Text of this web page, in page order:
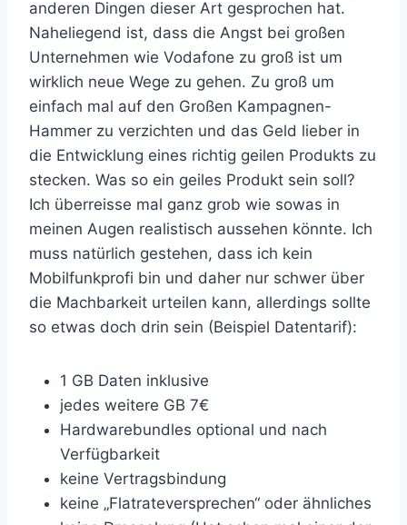
anderen Dingen dieser Art gesprochen hat.
Naheliegend ist, dass die Angst bei großen
Unternehmen wie Vodafone zu groß ist um
wirklich neue Wege zu gehen. Zu groß um
einfach mal auf den Großen Kampagnen-
Hammer zu verzichten und das Geld lieber in
die Entwicklung eines richtig geilen Produkts zu
stecken. Was so ein geiles Produkt sein soll?
Ich überreisse mal ganz grob wie sowas in
meinen Augen realistisch aussehen könnte. Ich
muss natürlich gestehen, dass ich kein
Mobilfunkprofi bin und daher nur schwer über
die Machbarkeit urteilen kann, allerdings sollte
so etwas doch drin sein (Beispiel Datentarif):
1 GB Daten inklusive
jedes weitere GB 7€
Hardwarebundles optional und nach
Verfügbarkeit
keine Vertragsbindung
keine „Flatrateversprechen“ oder ähnliches